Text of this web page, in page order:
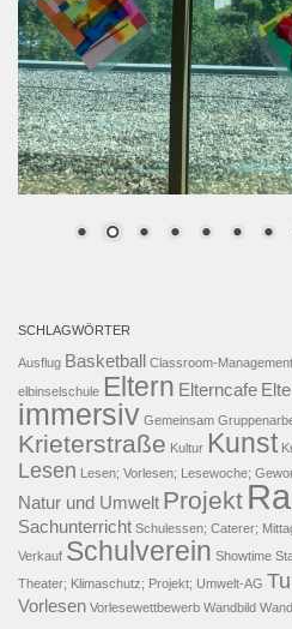
SCHLAGWÖRTER
Ausflug Basketball Classroom-Management
elbinselschule Eltern Elterncafe
immersiv Gemeinsam
Krieterstraße Kultur Kunst
Lesen Lesen; Vorlesen; Lesewoche;
Natur und Umwelt Projekt
Sachunterricht Schulessen; Caterer;
Verkauf Schulverein Showtime
Theater; Klimaschutz; Projekt; Umwelt-AG
Vorlesen Vorlesewettbewerb Wandbild